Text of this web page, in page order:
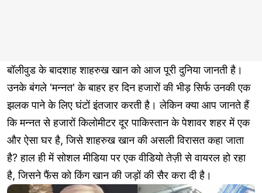
बॉलीवुड के बादशाह शाहरुख खान को आज पूरी दुनिया जानती है।
उनके बंगले 'मन्नत' के बाहर हर दिन हजारों की भीड़ सिर्फ उनकी एक
झलक पाने के लिए घंटों इंतजार करती है। लेकिन क्या आप जानते हैं
कि मन्नत से हजारों किलोमीटर दूर पाकिस्तान के पेशावर शहर में एक
और ऐसा घर है, जिसे शाहरुख खान की असली विरासत कहा जाता
है? हाल ही में सोशल मीडिया पर एक वीडियो तेज़ी से वायरल हो रहा
है, जिसने फैंस को किंग खान की जड़ों की सैर करा दी है।